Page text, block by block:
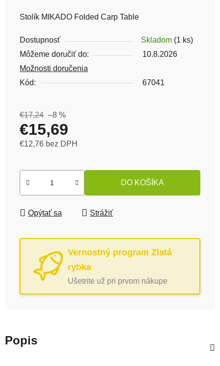
Stolík MIKADO Folded Carp Table
Dostupnosť Skladom (1 ks)
Môžeme doručiť do:
10.8.2026
Možnosti doručenia
Kód:
67041
€17,24 –8 %
€15,69
€12,76 bez DPH
DO KOŠÍKA
Opýtať sa Strážiť
Vernostný program Zlatá
rybka
Ušetrite už pri prvom nákupe
Popis